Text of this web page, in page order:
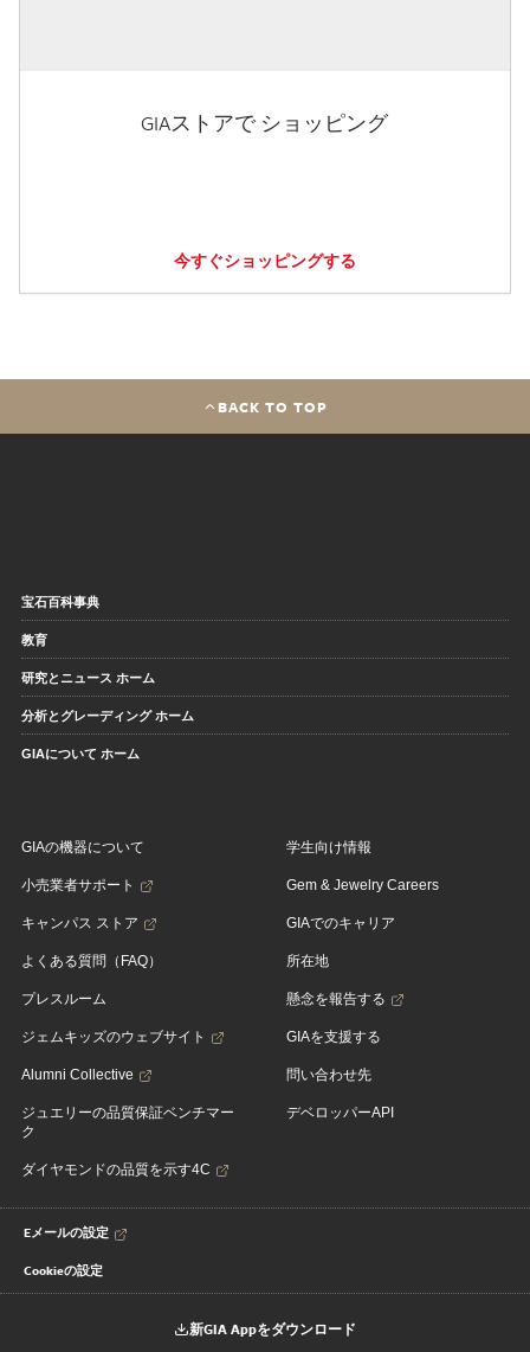
GIAストアで ショッピング
今すぐショッピングする
BACK TO TOP
宝石百科事典
教育
研究とニュース ホーム
分析とグレーディング ホーム
GIAについて ホーム
GIAの機器について
小売業者サポート
キャンパス ストア
よくある質問（FAQ）
プレスルーム
ジェムキッズのウェブサイト
Alumni Collective
ジュエリーの品質保証ベンチマー
ク
ダイヤモンドの品質を示す4C
学生向け情報
Gem & Jewelry Careers
GIAでのキャリア
所在地
懸念を報告する
GIAを支援する
問い合わせ先
デベロッパーAPI
Eメールの設定
Cookieの設定
新GIA Appをダウンロード